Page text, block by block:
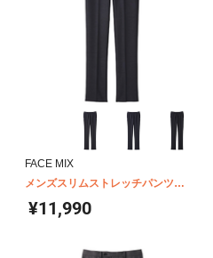
FACE MIX
メンズスリムストレッチパンツ
FP6023M
¥11,990